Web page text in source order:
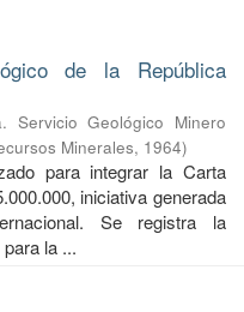
de la República
Servicio Geológico Minero
Minerales, 1964)
para integrar la Carta
iniciativa generada
Se registra la
la ...